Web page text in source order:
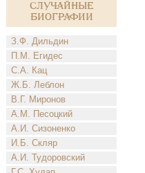
Случайные
биографии
З.Ф. Дильдин
П.М. Егидес
С.А. Кац
Ж.Б. Леблон
В.Г. Миронов
А.М. Песоцкий
А.И. Сизоненко
И.Б. Скляр
А.И. Тудоровский